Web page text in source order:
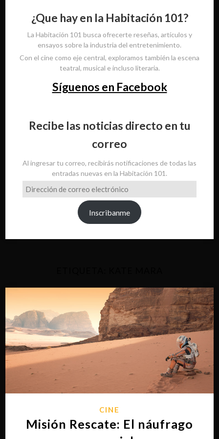
¿Que hay en la Habitación 101?
La Habitación 101 busca ofrecerte reseñas, artículos y
ensayos sobre la industria del entretenimiento.
Con el cine como eje central, exploramos también la escena
teatral, musical e incluso literaria.
Síguenos en Facebook
Recibe las noticias directo en tu
correo
Al ingresar tu correo, recibirás notificaciones de todas las
entradas nuevas en la Habitación 101.
Dirección
de
Inscribanme
CINE
Misión Rescate: El náufrago